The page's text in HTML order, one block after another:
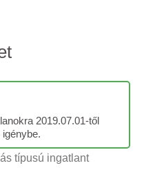
2019.07.01-től
típusú ingatlant